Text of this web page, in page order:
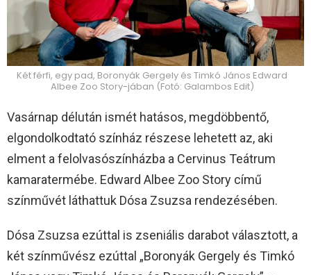
Két férfi, egy pad, Boronyák Gergely és Timkó János Edward
Albee Zoo Story-jában (Fotó: Galambos Edit)
Vasárnap délután ismét hatásos, megdöbbentő,
elgondolkodtató színház részese lehetett az, aki
elment a felolvasószínházba a Cervinus Teátrum
kamaratermébe. Edward Albee Zoo Story című
színművét láthattuk Dósa Zsuzsa rendezésében.
Dósa Zsuzsa ezúttal is zseniális darabot választott, a
két színművész ezúttal „Boronyák Gergely és Timkó